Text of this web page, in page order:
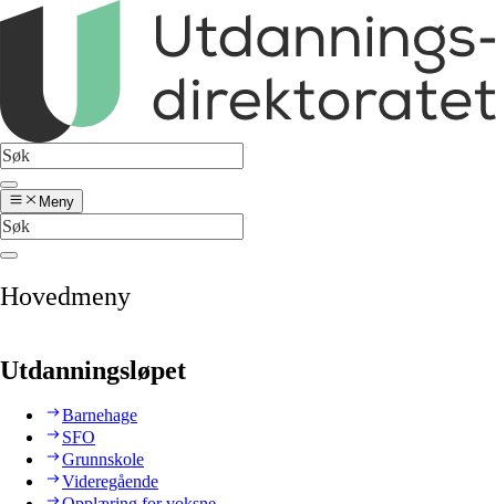
Meny
Hovedmeny
Utdanningsløpet
Barnehage
SFO
Grunnskole
Videregående